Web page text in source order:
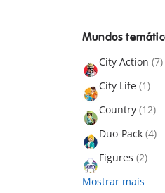
Mundos
City Action (7)
City Life (1)
Country (12)
Duo-Pack (4)
Figures (2)
Mostrar mais